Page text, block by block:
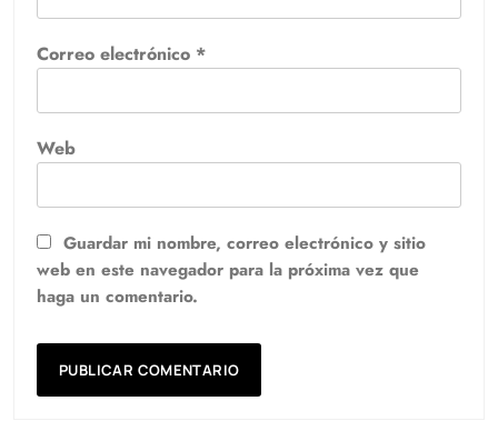
Correo electrónico *
Web
Guardar mi nombre, correo electrónico y sitio
web en este navegador para la próxima vez que
haga un comentario.